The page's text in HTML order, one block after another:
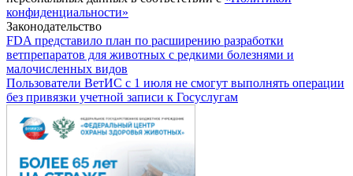
конфиденциальности»
Законодательство
FDA представило план по расширению разработки
ветпрепаратов для животных с редкими болезнями и
малочисленных видов
Пользователи ВетИС с 1 июля не смогут выполнять операции
без привязки учетной записи к Госуслугам